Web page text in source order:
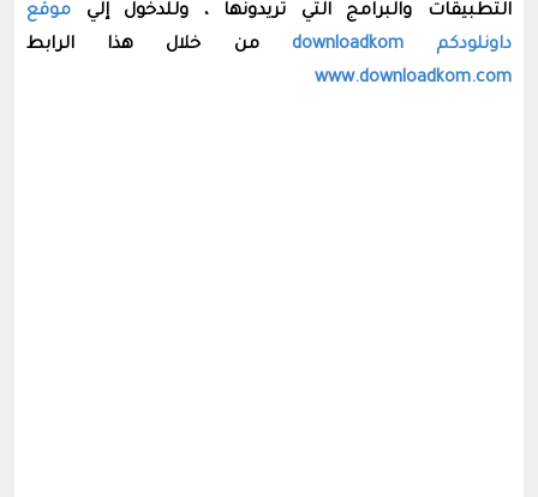
التطبيقات والبرامج التي تريدونها ، وللدخول إلي موقع
داونلودكم downloadkom
من خلال هذا الرابط
www.downloadkom.com